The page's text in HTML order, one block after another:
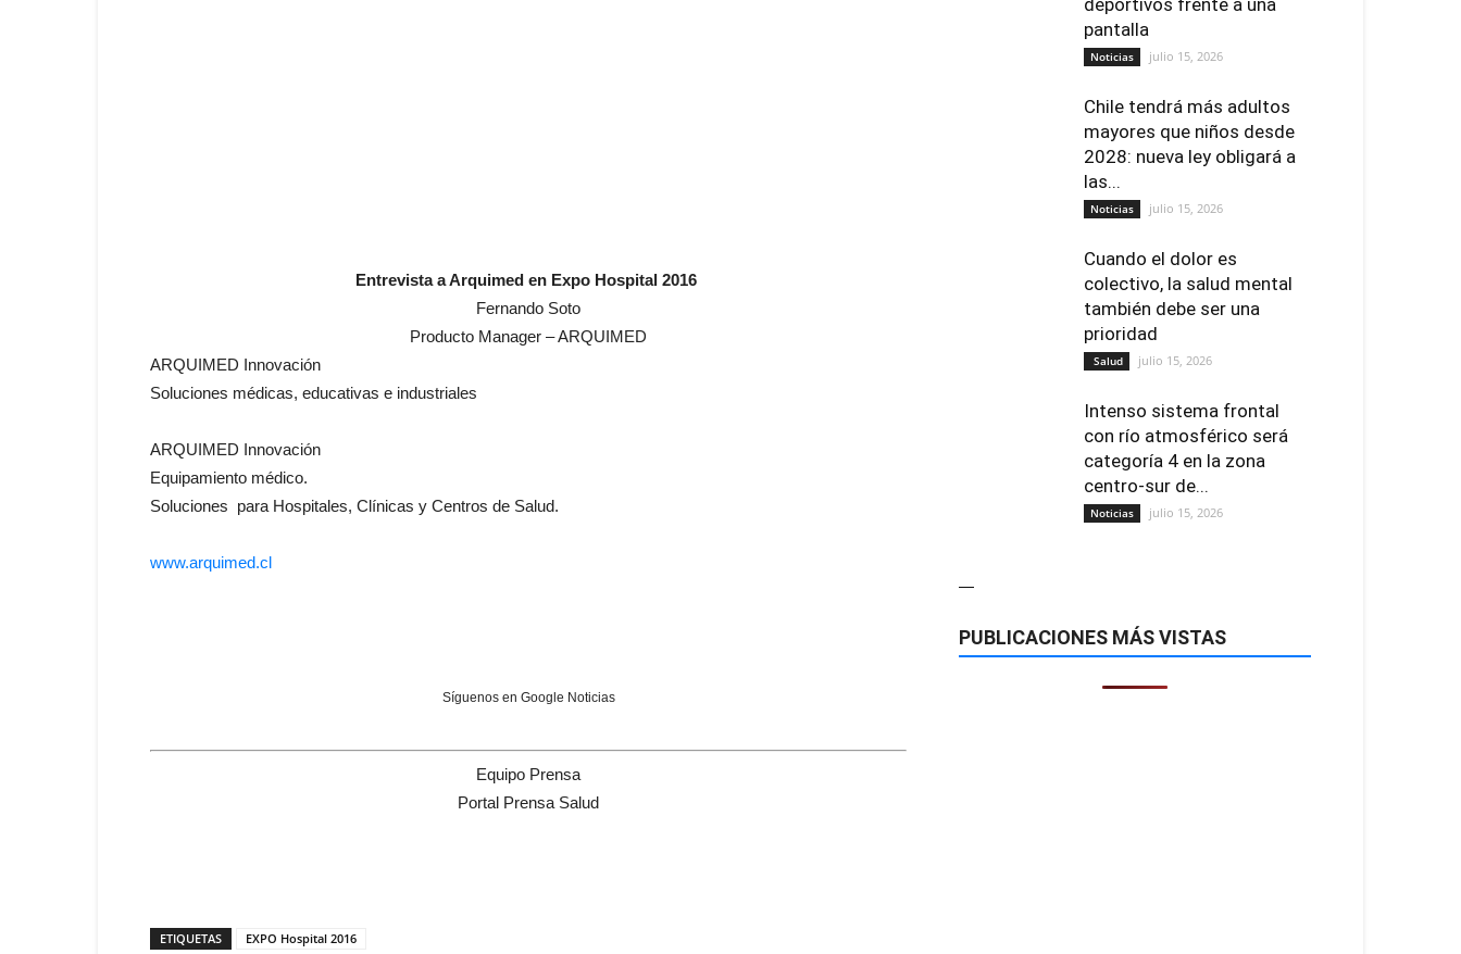
Entrevista a Arquimed en Expo Hospital 2016
Fernando Soto
Producto Manager – ARQUIMED
ARQUIMED Innovación
Soluciones médicas, educativas e industriales
ARQUIMED Innovación
Equipamiento médico.
Soluciones para Hospitales, Clínicas y Centros de Salud.
www.arquimed.cl
Síguenos en Google Noticias
Equipo Prensa
Portal Prensa Salud
ETIQUETAS EXPO Hospital 2016
deportivos frente a una
pantalla
Noticias julio 15, 2026
Chile tendrá más adultos
mayores que niños desde
2028: nueva ley obligará a
las...
Noticias julio 15, 2026
Cuando el dolor es
colectivo, la salud mental
también debe ser una
prioridad
Salud julio 15, 2026
Intenso sistema frontal
con río atmosférico será
categoría 4 en la zona
centro-sur de...
Noticias julio 15, 2026
—
PUBLICACIONES MÁS VISTAS